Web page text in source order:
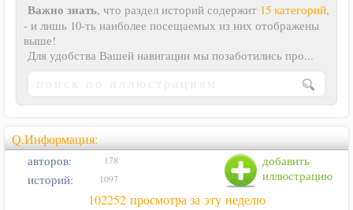
Важно знать, что раздел историй содержит 15 категорий,
- и лишь 10-ть наиболее посещаемых из них отображены
выше!
Для удобства Вашей навигации мы позаботились про...
Q.Информация:
добавить
иллюстрацию
авторов: 178
историй: 1097
102252 просмотра за эту неделю